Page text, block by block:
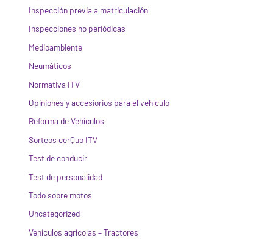
Inspección previa a matriculación
Inspecciones no periódicas
Medioambiente
Neumáticos
Normativa ITV
Opiniones y accesiorios para el vehículo
Reforma de Vehículos
Sorteos cerQuo ITV
Test de conducir
Test de personalidad
Todo sobre motos
Uncategorized
Vehículos agrícolas – Tractores